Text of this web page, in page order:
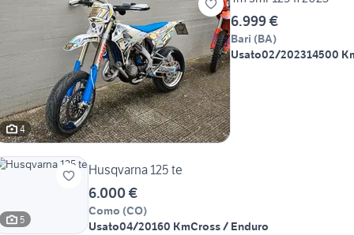
4
6.999 €
Bari (BA)
Usato02/202314500
5
Husqvarna 125 te
6.000 €
Como (CO)
Usato04/20160 KmCross / Enduro